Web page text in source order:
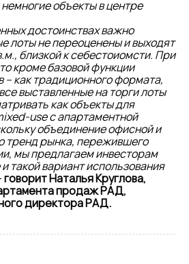
объекты в центре
достоинствах важно
лоты не переоценены и выходят
близкой к себестоиомсти. При
кроме базовой функции
как традиционного формата,
выставленные на торги лоты
как объекты для
use с апартаментной
объединение офисной и
тренд рынка, пережившего
мы предлагаем инвесторам
такой вариант использования
говорит Наталья Круглова,
продаж РАД,
директора РАД.